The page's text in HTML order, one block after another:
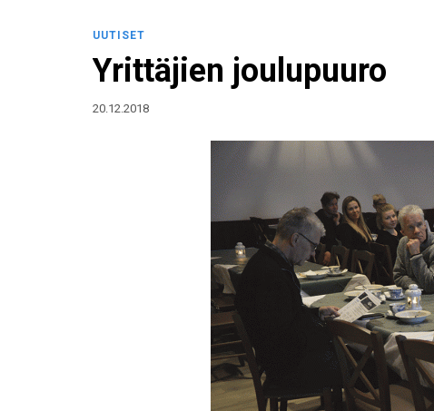
UUTISET
Yrittäjien joulupuuro
20.12.2018